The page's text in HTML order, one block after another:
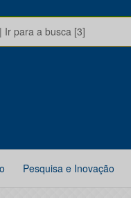
| Ir para a busca [3]
Pesquisa e Inovação